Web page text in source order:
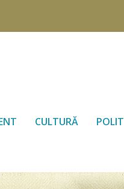
CULTURĂ